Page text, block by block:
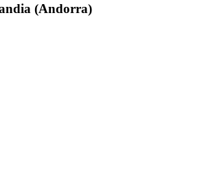
(Andorra)